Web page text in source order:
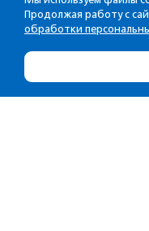
Продолжая работу с
обработки